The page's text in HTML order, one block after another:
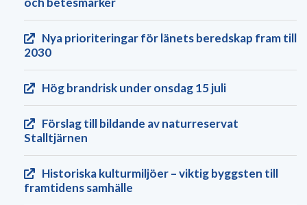
Nya prioriteringar för länets beredskap fram till
2030
Hög brandrisk under onsdag 15 juli
Förslag till bildande av naturreservat
Stalltjärnen
Historiska kulturmiljöer – viktig byggsten till
framtidens samhälle